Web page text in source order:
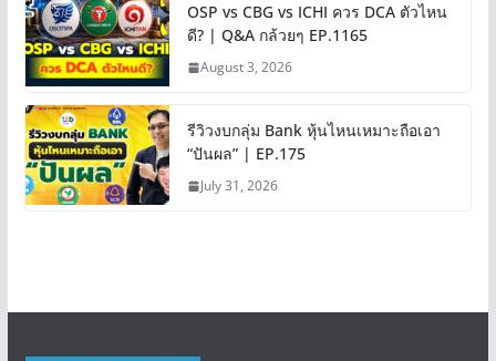
OSP vs CBG vs ICHI ควร DCA ตัวไหน
ดี? | Q&A กล้วยๆ EP.1165
August 3, 2026
รีวิวงบกลุ่ม Bank หุ้นไหนเหมาะถือเอา
“ปันผล” | EP.175
July 31, 2026